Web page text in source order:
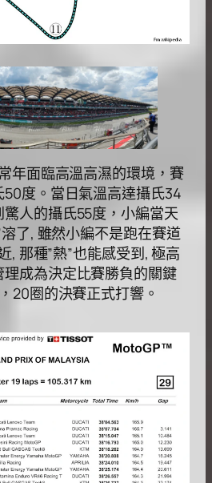
年⾯臨⾼溫⾼濕的環境，賽
度。當⽇氣溫⾼達攝⽒34
⼈的攝⽒55度，⼩編當天
了, 雖然⼩編不是跑在賽道
, 那種”熱”也能感受到, 極⾼
成為決定⽐賽勝負的關鍵
20圈的決賽正式打響。